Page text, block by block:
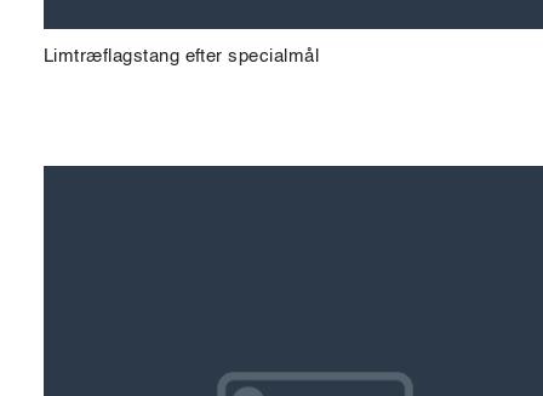
Limtræflagstang efter specialmål